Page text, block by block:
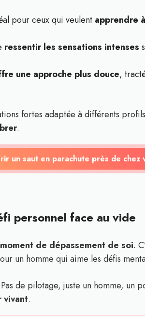
pour ceux qui veulent apprendre
ressentir les sensations intenses
une approche plus douce,
fortes adaptée à différents
.
un saut en parachute près de chez
personnel face au vide
de dépassement de soi.
un homme qui aime les défis
de pilotage, juste un homme, un
vivant.